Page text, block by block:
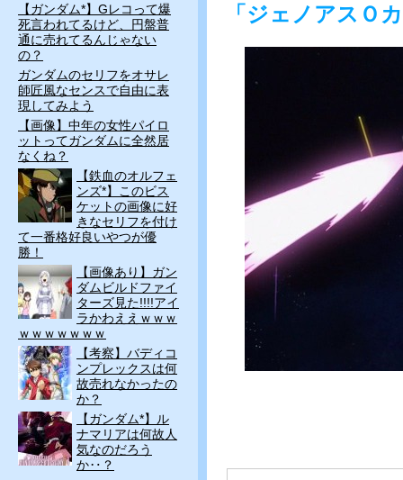
「ジェノアスＯ
【ガンダム*】Gレコって爆
死言われてるけど、円盤普
通に売れてるんじゃない
の？
ガンダムのセリフをオサレ
師匠風なセンスで自由に表
現してみよう
【画像】中年の女性パイロ
ットってガンダムに全然居
なくね？
【鉄血のオルフェ
ンズ*】このビス
ケットの画像に好
きなセリフを付け
て一番格好良いやつが優
勝！
【画像あり】ガン
ダムビルドファイ
ターズ見た!!!!アイ
ラかわええｗｗｗ
ｗｗｗｗｗｗｗ
【考察】バディコ
ンプレックスは何
故売れなかったの
か？
【ガンダム*】ル
ナマリアは何故人
気なのだろう
か‥？